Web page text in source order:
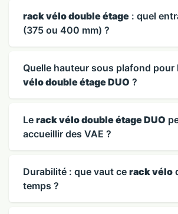
rack vélo double étage : quel
(375 ou 400 mm) ?
Quelle hauteur sous plafond pour
vélo double étage DUO ?
Le rack vélo double étage DUO
accueillir des VAE ?
Durabilité : que vaut ce rack vélo
temps ?